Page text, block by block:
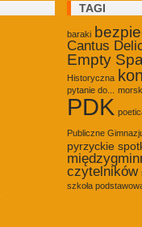
TAGI
baraki
Cantus
Empty
Historyczna
pytanie do...
PDK
Publiczne
pyrzyckie
czytelników
szkoła